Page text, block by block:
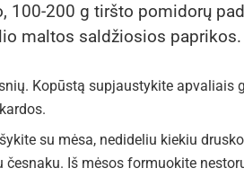
100-200 g tiršto pomidorų
maltos saldžiosios paprikos.
Kopūstą supjaustykite apvaliais
su mėsa, nedideliu kiekiu
Iš mėsos formuokite